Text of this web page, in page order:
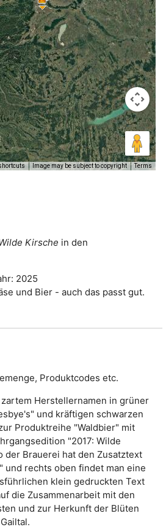
Image may be subject to copyright Terms
Kirsche in den
2025
und Bier - auch das passt gut.
Produktcodes etc.
Herstellernamen in grüner
und kräftigen schwarzen
Produktreihe "Waldbier" mit
"2017: Wilde
der Brauerei hat den Zusatztext
und rechts oben findet man eine
klein gedruckten Text
die Zusammenarbeit mit den
und zur Herkunft der Blüten